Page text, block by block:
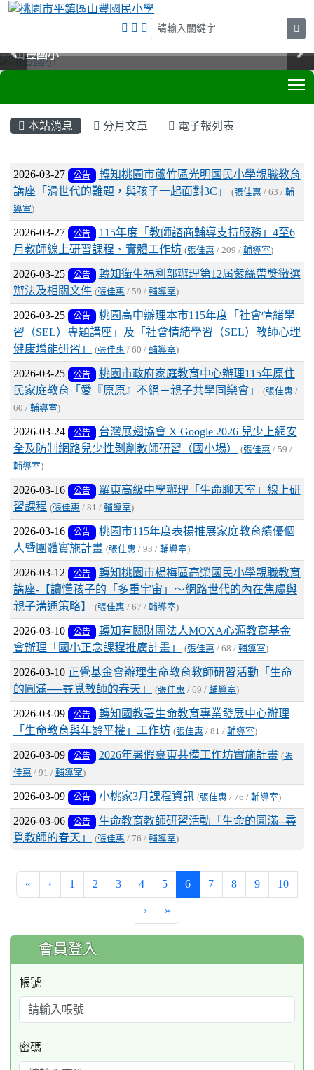
山豐國小
山豐國小
山豐國小
山豐國小
本站消息 分月文章 電子報列表
文章列表
2026-03-27 公告
轉知桃園市蘆竹區光明國民小學親職教育
講座「滑世代的難題，與孩子一起面對3C」
(張佳惠 / 63 / 輔
導室)
2026-03-27 公告
115年度「教師諮商輔導支持服務」4至6
月教師線上研習課程、實體工作坊 (張佳惠 / 209 / 輔導室)
2026-03-25 公告
轉知衛生福利部辦理第12屆紫絲帶獎徵選
辦法及相關文件 (張佳惠 / 59 / 輔導室)
2026-03-25 公告
桃園高中辦理本市115年度「社會情緒學
習（SEL）專題講座」及「社會情緒學習（SEL）教師心理
健康增能研習」
(張佳惠 / 60 / 輔導室)
2026-03-25 公告
桃園市政府家庭教育中心辦理115年原住
民家庭教育「愛『原原』不絕－親子共學同樂會」
(張佳惠 /
60 / 輔導室)
2026-03-24 公告
台灣展翅協會 X Google 2026 兒少上網安
全及防制網路兒少性剝削教師研習（國小場）
(張佳惠 / 59 /
輔導室)
2026-03-16 公告
羅東高級中學辦理「生命聊天室」線上研
習課程 (張佳惠 / 81 / 輔導室)
2026-03-16 公告
桃園市115年度表揚推展家庭教育績優個
人暨團體實施計畫 (張佳惠 / 93 / 輔導室)
2026-03-12 公告
轉知桃園市楊梅區高榮國民小學親職教育
講座-【讀懂孩子的「多重宇宙」～網路世代的內在焦慮與
親子溝通策略】
(張佳惠 / 67 / 輔導室)
2026-03-10 公告
轉知有關財團法人MOXA心源教育基金
會辦理「國小正念課程推廣計畫」
(張佳惠 / 68 / 輔導室)
2026-03-10 正覺基金會辦理生命教育教師研習活動「生命
的圓滿──尋覓教師的春天」
(張佳惠 / 69 / 輔導室)
2026-03-09 公告
轉知國教署生命教育專業發展中心辦理
「生命教育與年齡平權」工作坊 (張佳惠 / 81 / 輔導室)
2026-03-09 公告 2026年暑假臺東共備工作坊實施計畫 (張
佳惠 / 91 / 輔導室)
2026-03-09 公告 小桃家3月課程資訊 (張佳惠 / 76 / 輔導室)
2026-03-06 公告
生命教育教師研習活動「生命的圓滿--尋
覓教師的春天」
(張佳惠 / 76 / 輔導室)
« ‹ 1 2 3 4 5 6(current)
7 8 9 10
› »
:::
會員登入
帳號
密碼